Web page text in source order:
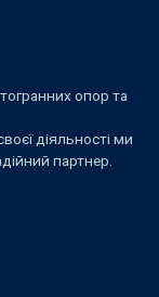
опор та
діяльності ми
партнер.